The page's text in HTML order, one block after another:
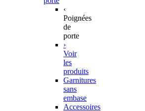
‹
Poignées
de
porte
›
Voir
les
produits
Garnitures
sans
embase
Accessoires